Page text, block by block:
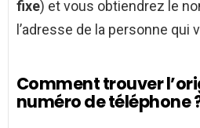
fixe) et vous obtiendrez le
l’adresse de la personne qui
Comment trouver
numéro de téléphone